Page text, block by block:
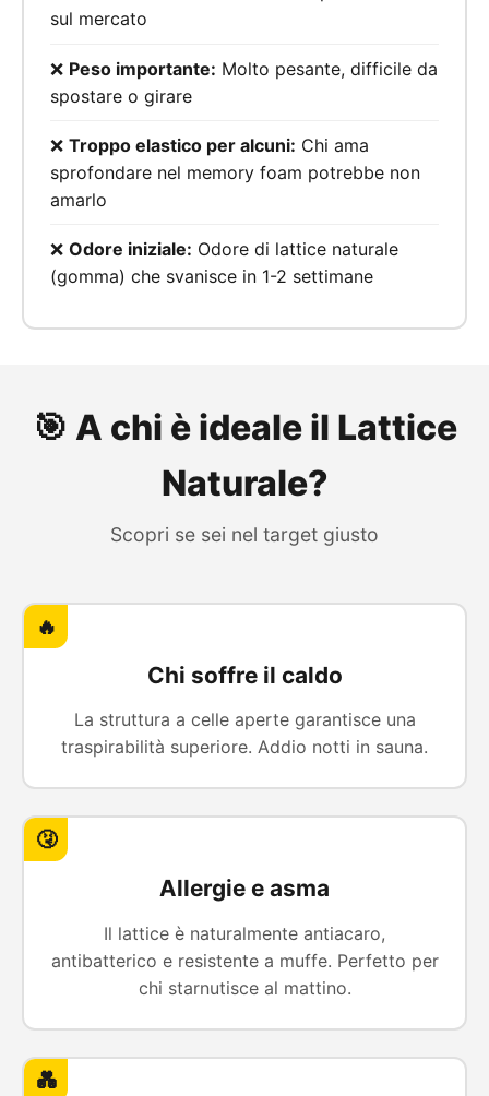
sul mercato
❌ Peso importante: Molto pesante, difficile da
spostare o girare
❌ Troppo elastico per alcuni: Chi ama
sprofondare nel memory foam potrebbe non
amarlo
❌ Odore iniziale: Odore di lattice naturale
(gomma) che svanisce in 1-2 settimane
🎯 A chi è ideale il Lattice
Naturale?
Scopri se sei nel target giusto
🔥
Chi soffre il caldo
La struttura a celle aperte garantisce una
traspirabilità superiore. Addio notti in sauna.
🤧
Allergie e asma
Il lattice è naturalmente antiacaro,
antibatterico e resistente a muffe. Perfetto per
chi starnutisce al mattino.
💑